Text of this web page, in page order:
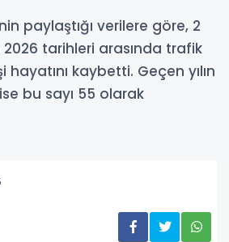
paylaştığı verilere göre, 2
tarihleri arasında trafik
hayatını kaybetti. Geçen yılın
bu sayı 55 olarak